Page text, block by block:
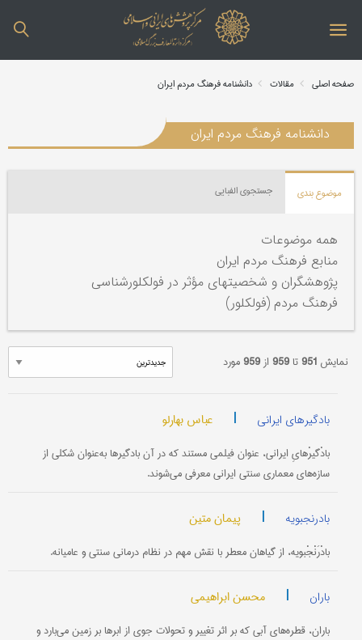
صفحه اصلی مقالات دانشنامه فرهنگ مردم ایران
دانشنامه فرهنگ مردم ایران
موضوع بندی جستجوی الفبایی
همه موضوعات
منابع فرهنگ مردم ایران
پژوهشگران و شخصیتهای مؤثر در فولکلورشناسی
فرهنگ مردم (فولکلور)
نمایش 951تا959 از959مورد
بادگیرهای ایرانی | عباس بهارلو
بادْگیرْهایِ ایرانی، عنوان فیلمی مستند كه در آن بادگیرها به‌عنوان شكلی از
سازه‌های معماری سنتی ایرانی معرفی می‌شوند.
بادرنجبویه | پیمان متین
بادْرَنْجْبویه، از گیاهان معطر با نقش مهم در نظام درمانی سنتی و عامیانه.
باران | محسن ابراهیمی
باران، قطره‌های آبی که بر اثر تغییر و تحولات جوی از ابرها بر زمین می‌بارد و